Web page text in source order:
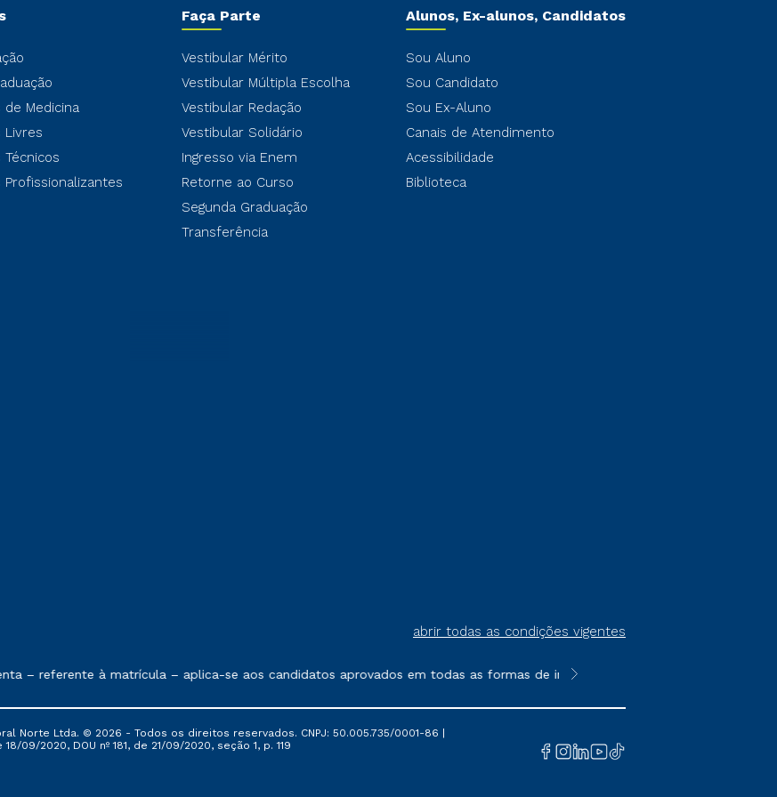
de Medicina
Livres
Técnicos
Profissionalizantes
Faça Parte
Vestibular Mérito
Vestibular Múltipla Escolha
Vestibular Redação
Vestibular Solidário
Ingresso via Enem
Retorne ao Curso
Segunda Graduação
Transferência
Alunos, Ex-alunos, Candidatos
Sou Aluno
Sou Candidato
Sou Ex-Aluno
Canais de Atendimento
Acessibilidade
Biblioteca
abrir todas as condições vigentes
no contrato de prestação de serviços.
– referente à matrícula – aplica-se aos candidatos aprovados em todas as formas de ingresso, exceto na prova on-line
**Semipresencial é um formato do
Norte Ltda. © 2026 - Todos os direitos reservados. CNPJ: 50.005.735/0001-86 |
09/2020, DOU nº 181, de 21/09/2020, seção 1, p. 119